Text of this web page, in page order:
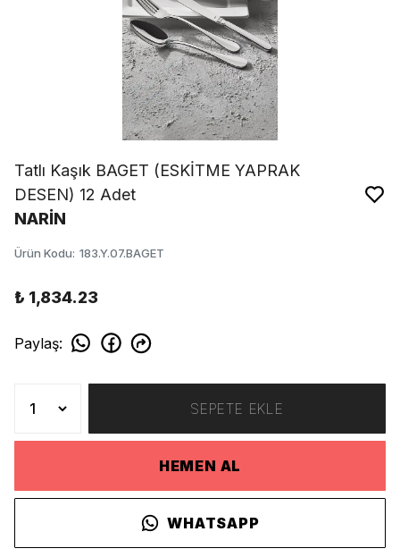
Tatlı Kaşık BAGET (ESKİTME YAPRAK
DESEN) 12 Adet
NARİN
Ürün Kodu: 183.Y.07.BAGET
₺ 1,834.23
Paylaş:
SEPETE EKLE
HEMEN AL
WHATSAPP